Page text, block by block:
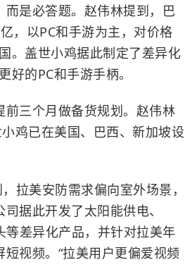
是必答题。赵伟林提到，巴
，以PC和手游为主，对价格
。盖世小鸡据此制定了差异化
的PC和手游手柄。
三个月做备货规划。赵伟林
鸡已在美国、巴西、新加坡设
拉美安防需求偏向室外场景，
据此开发了太阳能供电、
等差异化产品，并针对拉美年
视频。“拉美用户更偏爱视频